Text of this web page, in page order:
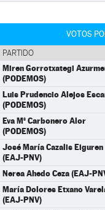
VOTOS
PARTIDO
Miren Gorrotxategi
(PODEMOS)
Luis Prudencio Alejos
(PODEMOS)
Eva Mª Carbonero Alor
(PODEMOS)
José María Cazalis Eiguren
(EAJ-PNV)
Nerea Ahedo Ceza (EAJ-
María Dolores Etxano
(EAJ-PNV)